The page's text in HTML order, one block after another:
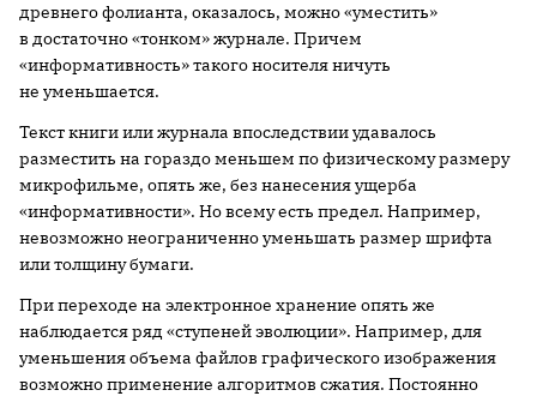
древнего фолианта, оказалось, можно «уместить»
в достаточно «тонком» журнале. Причем
«информативность» такого носителя ничуть
не уменьшается.
Текст книги или журнала впоследствии удавалось
разместить на гораздо меньшем по физическому размеру
микрофильме, опять же, без нанесения ущерба
«информативности». Но всему есть предел. Например,
невозможно неограниченно уменьшать размер шрифта
или толщину бумаги.
При переходе на электронное хранение опять же
наблюдается ряд «ступеней эволюции». Например, для
уменьшения объема файлов графического изображения
возможно применение алгоритмов сжатия. Постоянно